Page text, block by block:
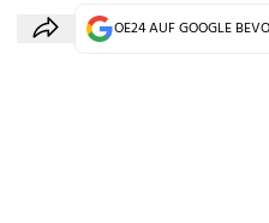
OE24 AUF GOOGLE